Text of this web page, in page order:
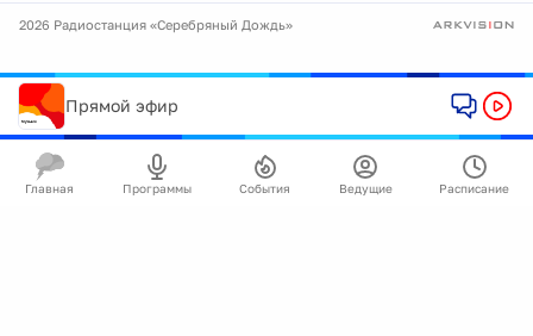
2026 Радиостанция «Серебряный Дождь»
Прямой эфир
Главная Программы События Ведущие Расписание